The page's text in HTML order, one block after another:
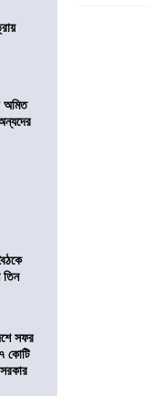
অমিত
তিন
সফর
কোটি